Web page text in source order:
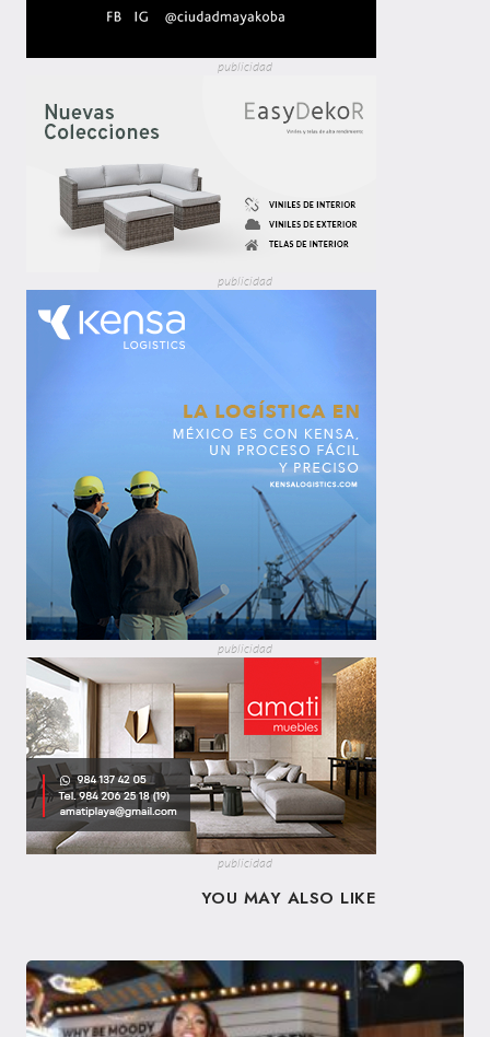
publicidad
publicidad
publicidad
publicidad
YOU MAY ALSO LIKE